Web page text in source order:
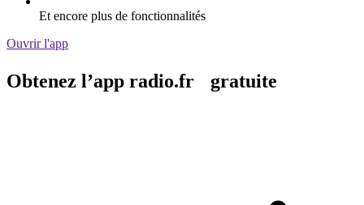
Et encore plus de fonctionnalités
Ouvrir l'app
Obtenez l’app radio.fr gratuite